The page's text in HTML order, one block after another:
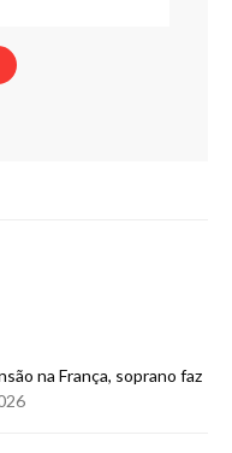
na França, soprano faz